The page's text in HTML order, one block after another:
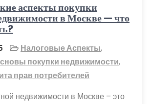
аспекты покупки
в Москве — что
Налоговые Аспекты,
покупки недвижимости,
прав потребителей
недвижимости в Москве – это